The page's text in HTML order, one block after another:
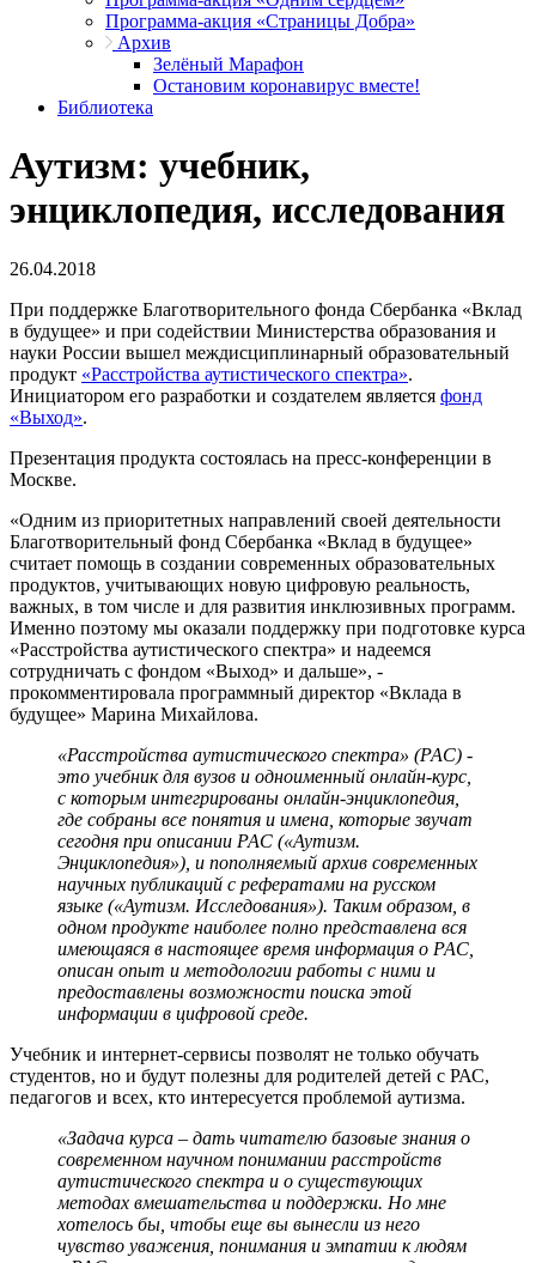
Программа-акция «Страницы Добра»
Архив
Зелёный Марафон
Остановим коронавирус вместе!
Библиотека
Аутизм: учебник,
энциклопедия, исследования
26.04.2018
При поддержке Благотворительного фонда Сбербанка «Вклад
в будущее» и при содействии Министерства образования и
науки России вышел междисциплинарный образовательный
продукт «Расстройства аутистического спектра».
Инициатором его разработки и создателем является фонд
«Выход».
Презентация продукта состоялась на пресс-конференции в
Москве.
«Одним из приоритетных направлений своей деятельности
Благотворительный фонд Сбербанка «Вклад в будущее»
считает помощь в создании современных образовательных
продуктов, учитывающих новую цифровую реальность,
важных, в том числе и для развития инклюзивных программ.
Именно поэтому мы оказали поддержку при подготовке курса
«Расстройства аутистического спектра» и надеемся
сотрудничать с фондом «Выход» и дальше», -
прокомментировала программный директор «Вклада в
будущее» Марина Михайлова.
«Расстройства аутистического спектра» (РАС) -
это учебник для вузов и одноименный онлайн-курс,
с которым интегрированы онлайн-энциклопедия,
где собраны все понятия и имена, которые звучат
сегодня при описании РАС («Аутизм.
Энциклопедия»), и пополняемый архив современных
научных публикаций с рефератами на русском
языке («Аутизм. Исследования»). Таким образом, в
одном продукте наиболее полно представлена вся
имеющаяся в настоящее время информация о РАС,
описан опыт и методологии работы с ними и
предоставлены возможности поиска этой
информации в цифровой среде.
Учебник и интернет-сервисы позволят не только обучать
студентов, но и будут полезны для родителей детей с РАС,
педагогов и всех, кто интересуется проблемой аутизма.
«Задача курса – дать читателю базовые знания о
современном научном понимании расстройств
аутистического спектра и о существующих
методах вмешательства и поддержки. Но мне
хотелось бы, чтобы еще вы вынесли из него
чувство уважения, понимания и эмпатии к людям